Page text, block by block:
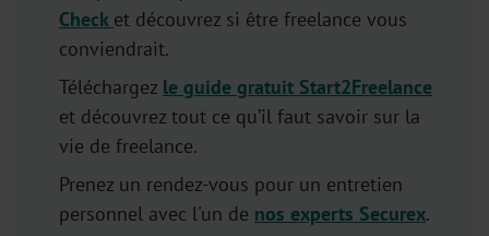
Check et découvrez si être freelance vous
conviendrait.
Téléchargez le guide gratuit Start2Freelance
et découvrez tout ce qu’il faut savoir sur la
vie de freelance.
Prenez un rendez-vous pour un entretien
personnel avec l'un de nos experts Securex.